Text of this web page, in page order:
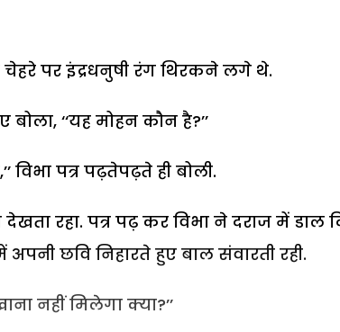
पर इंद्रधनुषी रंग थिरकने लगे थे.
‘‘यह मोहन कौन है?’’
पत्र पढ़तेपढ़ते ही बोली.
रहा. पत्र पढ़ कर विभा ने दराज में डाल
छवि निहारते हुए बाल संवारती रही.
नहीं मिलेगा क्या?’’